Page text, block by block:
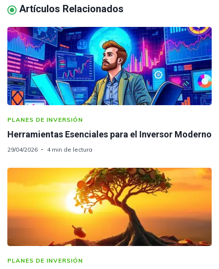
Artículos Relacionados
PLANES DE INVERSIÓN
Herramientas Esenciales para el Inversor Moderno
29/04/2026 4 min de lectura
PLANES DE INVERSIÓN